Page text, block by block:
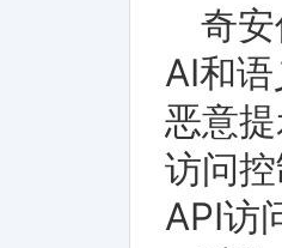
奇
AI和
恶意
访问
API访